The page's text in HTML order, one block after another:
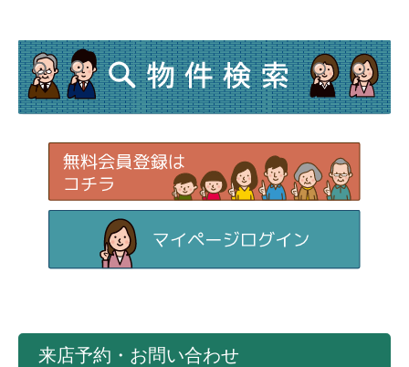
来店予約・お問い合わせ